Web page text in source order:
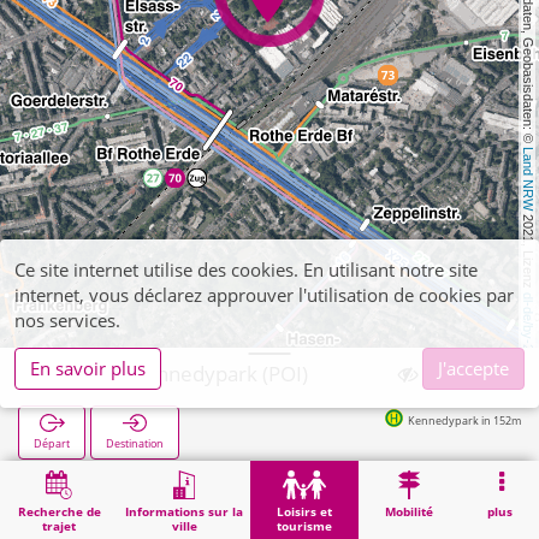
, Kartendaten, Geobasisdaten: ©
Land NRW
2021, Lizenz
dl-de/by-2-0
Recherche de
trajet
Informations sur la
ville
Loisirs et
tourisme
Mobilité plus
Aachen, Kennedypark (POI)
Départ Destination
Kennedypark in 152m
Démarrage Loisirs et tourisme Loisirs de proximité Aachen, Kennedypark (POI)
Ce site internet utilise des cookies. En utilisant notre site
internet, vous déclarez approuver l'utilisation de cookies par
nos services.
En savoir plus
J'accepte